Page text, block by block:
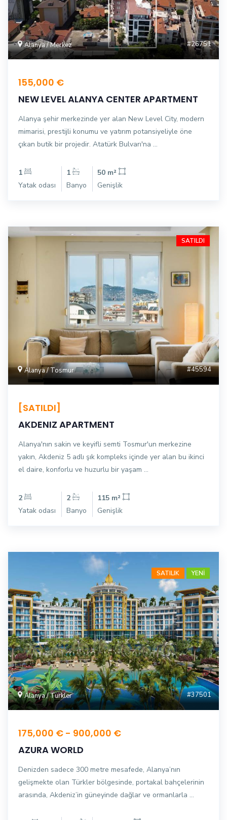
Alanya / Merkez #26751
155,000 €
NEW LEVEL ALANYA CENTER APARTMENT
Alanya şehir merkezinde yer alan New Level City, modern
mimarisi, prestijli konumu ve yatırım potansiyeliyle öne
çıkan butik bir projedir. Atatürk Bulvarı'na ...
1
Yatak odası
1
Banyo
50 m²
Genişlik
SATILDI
Alanya / Tosmur #45594
[SATILDI]
AKDENIZ APARTMENT
Alanya'nın sakin ve keyifli semti Tosmur'un merkezine
yakın, Akdeniz 5 adlı şık kompleks içinde yer alan bu ikinci
el daire, konforlu ve huzurlu bir yaşam ...
2
Yatak odası
2
Banyo
115 m²
Genişlik
SATILIK YENİ
Alanya / Türkler #37501
175,000 € - 900,000 €
AZURA WORLD
Denizden sadece 300 metre mesafede, Alanya’nın
gelişmekte olan Türkler bölgesinde, portakal bahçelerinin
arasında, Akdeniz’in güneyinde dağlar ve ormanlarla ...